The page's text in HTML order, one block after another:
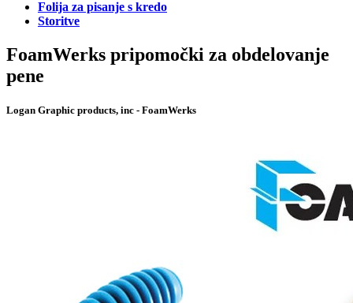
Folija za pisanje s kredo
Storitve
FoamWerks pripomočki za obdelovanje
pene
Logan Graphic products, inc - FoamWerks